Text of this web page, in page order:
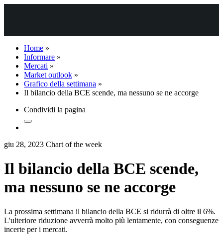
Home »
Informare »
Mercati »
Market outlook »
Grafico della settimana »
Il bilancio della BCE scende, ma nessuno se ne accorge
Condividi la pagina
giu 28, 2023 Chart of the week
Il bilancio della BCE scende,
ma nessuno se ne accorge
La prossima settimana il bilancio della BCE si ridurrà di oltre il 6%.
L'ulteriore riduzione avverrà molto più lentamente, con conseguenze
incerte per i mercati.